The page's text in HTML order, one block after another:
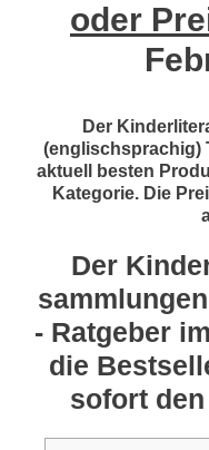
oder
Der
(englischsprachig)
aktuell besten
Kategorie. Die
Der
- Ratgeber
die
sofort